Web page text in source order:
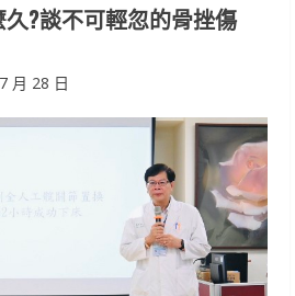
?談不可輕忽的骨挫傷
月 28 日